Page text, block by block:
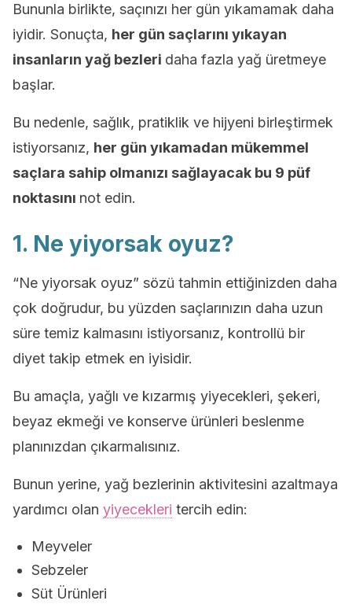
Bununla birlikte, saçınızı her gün yıkamamak daha
iyidir. Sonuçta, her gün saçlarını yıkayan
insanların yağ bezleri daha fazla yağ üretmeye
başlar.
Bu nedenle, sağlık, pratiklik ve hijyeni birleştirmek
istiyorsanız, her gün yıkamadan mükemmel
saçlara sahip olmanızı sağlayacak bu 9 püf
noktasını not edin.
1. Ne yiyorsak oyuz?
“Ne yiyorsak oyuz” sözü tahmin ettiğinizden daha
çok doğrudur, bu yüzden saçlarınızın daha uzun
süre temiz kalmasını istiyorsanız, kontrollü bir
diyet takip etmek en iyisidir.
Bu amaçla, yağlı ve kızarmış yiyecekleri, şekeri,
beyaz ekmeği ve konserve ürünleri beslenme
planınızdan çıkarmalısınız.
Bunun yerine, yağ bezlerinin aktivitesini azaltmaya
yardımcı olan yiyecekleri tercih edin:
Meyveler
Sebzeler
Süt Ürünleri